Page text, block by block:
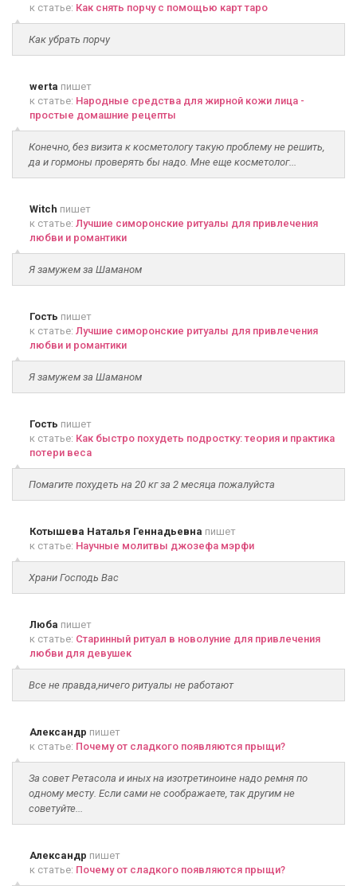
к статье: Как снять порчу с помощью карт таро
Как убрать порчу
werta пишет
к статье: Народные средства для жирной кожи лица -
простые домашние рецепты
Конечно, без визита к косметологу такую проблему не решить,
да и гормоны проверять бы надо. Мне еще косметолог...
Witch пишет
к статье: Лучшие симоронские ритуалы для привлечения
любви и романтики
Я замужем за Шаманом
Гость пишет
к статье: Лучшие симоронские ритуалы для привлечения
любви и романтики
Я замужем за Шаманом
Гость пишет
к статье: Как быстро похудеть подростку: теория и практика
потери веса
Помагите похудеть на 20 кг за 2 месяца пожалуйста
Котышева Наталья Геннадьевна пишет
к статье: Научные молитвы джозефа мэрфи
Храни Господь Вас
Люба пишет
к статье: Старинный ритуал в новолуние для привлечения
любви для девушек
Все не правда,ничего ритуалы не работают
Александр пишет
к статье: Почему от сладкого появляются прыщи?
За совет Ретасола и иных на изотретиноине надо ремня по
одному месту. Если сами не соображаете, так другим не
советуйте...
Александр пишет
к статье: Почему от сладкого появляются прыщи?